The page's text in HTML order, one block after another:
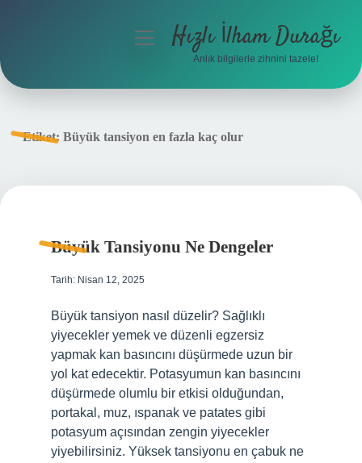
menüyüHızlı İlham Durağı
Anlık bilgilerle zihnini tazele!
Etiket: Büyük tansiyon en fazla kaç olur
Büyük Tansiyonu Ne Dengeler
Tarih: Nisan 12, 2025
Büyük tansiyon nasıl düzelir? Sağlıklı
yiyecekler yemek ve düzenli egzersiz
yapmak kan basıncını düşürmede uzun bir
yol kat edecektir. Potasyumun kan basıncını
düşürmede olumlu bir etkisi olduğundan,
portakal, muz, ıspanak ve patates gibi
potasyum açısından zengin yiyecekler
yiyebilirsiniz. Yüksek tansiyonu en çabuk ne